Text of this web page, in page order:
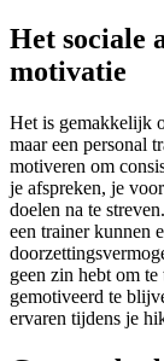
Het sociale
motivatie
Het is gemakkelijk
maar een personal
motiveren om
je afspreken, je
doelen na te
een trainer kunnen
geen zin hebt om
gemotiveerd te
ervaren tijdens je